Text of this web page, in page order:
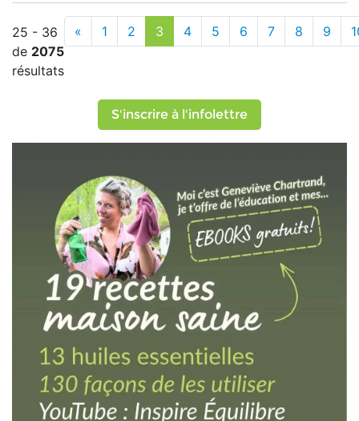
25 - 36
de 2075
résultats
« 1 2 3 4 5 6 7 8 9
S'inscrire à l'infolettre